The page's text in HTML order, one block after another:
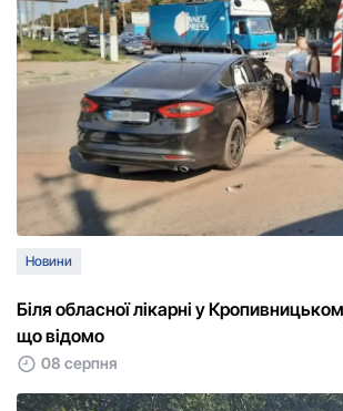
Новини
Біля обласної лікарні у
що відомо
08 серпня